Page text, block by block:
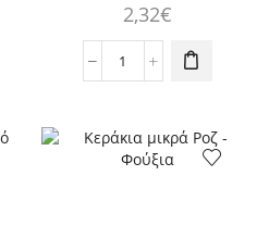
2,32€
Καλαμάκια
10τεμ.
ποσότητα